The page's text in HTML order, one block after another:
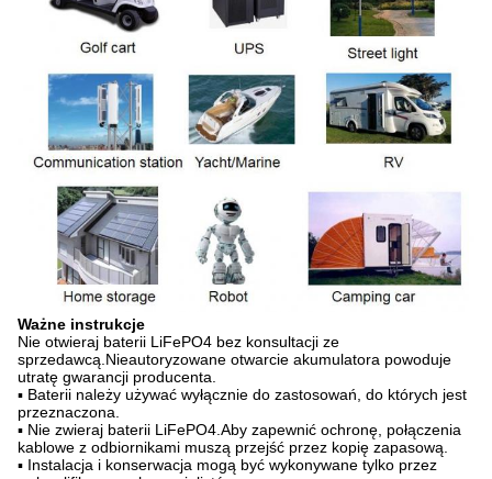
Ważne instrukcje
Nie otwieraj baterii LiFePO4 bez konsultacji ze
sprzedawcą.Nieautoryzowane otwarcie akumulatora powoduje
utratę gwarancji producenta.
▪ Baterii należy używać wyłącznie do zastosowań, do których jest
przeznaczona.
▪ Nie zwieraj baterii LiFePO4.Aby zapewnić ochronę, połączenia
kablowe z odbiornikami muszą przejść przez kopię zapasową.
▪ Instalacja i konserwacja mogą być wykonywane tylko przez